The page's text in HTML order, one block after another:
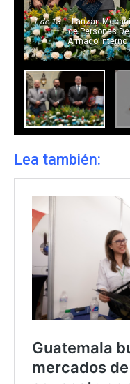
1de 18
Lanzan
de Personas
Armado Interno
Lea también: